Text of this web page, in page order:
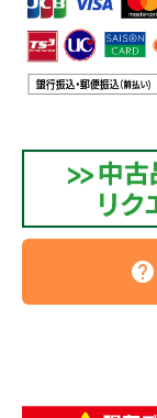
help